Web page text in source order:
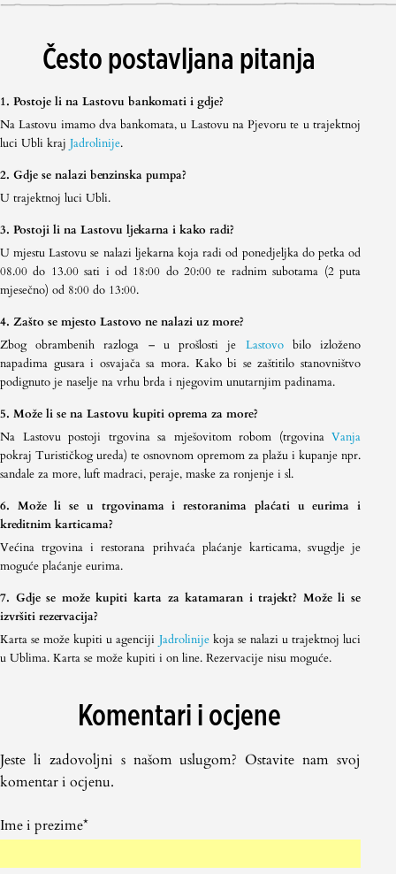
Često postavljana pitanja
1. Postoje li na Lastovu bankomati i gdje?
Na Lastovu imamo dva bankomata, u Lastovu na Pjevoru te u trajektnoj
luci Ubli kraj Jadrolinije.
2. Gdje se nalazi benzinska pumpa?
U trajektnoj luci Ubli.
3. Postoji li na Lastovu ljekarna i kako radi?
U mjestu Lastovu se nalazi ljekarna koja radi od ponedjeljka do petka od
08.00 do 13.00 sati i od 18:00 do 20:00 te radnim subotama (2 puta
mjesečno) od 8:00 do 13:00.
4. Zašto se mjesto Lastovo ne nalazi uz more?
Zbog obrambenih razloga – u prošlosti je Lastovobilo izloženo
napadima gusara i osvajača sa mora. Kako bi se zaštitilo stanovništvo
podignuto je naselje na vrhu brda i njegovim unutarnjim padinama.
5. Može li se na Lastovu kupiti oprema za more?
Na Lastovu postoji trgovina sa mješovitom robom (trgovina Vanja
pokraj Turističkog ureda) te osnovnom opremom za plažu i kupanje npr.
sandale za more, luft madraci, peraje, maske za ronjenje i sl.
6. Može li se u trgovinama i restoranima plaćati u eurima i
kreditnim karticama?
Većina trgovina i restorana prihvaća plaćanje karticama, svugdje je
moguće plaćanje eurima.
7. Gdje se može kupiti karta za katamaran i trajekt? Može li se
izvršiti rezervacija?
Karta se može kupiti u agenciji Jadrolinijekoja se nalazi u trajektnoj luci
u Ublima. Karta se može kupiti i on line. Rezervacije nisu moguće.
Komentari i ocjene
Jeste li zadovoljni s našom uslugom? Ostavite nam svoj
komentar i ocjenu.
Ime i prezime*